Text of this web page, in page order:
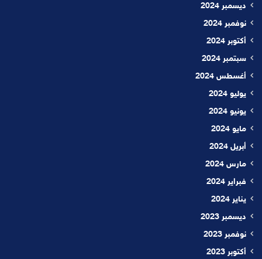
ديسمبر 2024
نوفمبر 2024
أكتوبر 2024
سبتمبر 2024
أغسطس 2024
يوليو 2024
يونيو 2024
مايو 2024
أبريل 2024
مارس 2024
فبراير 2024
يناير 2024
ديسمبر 2023
نوفمبر 2023
أكتوبر 2023